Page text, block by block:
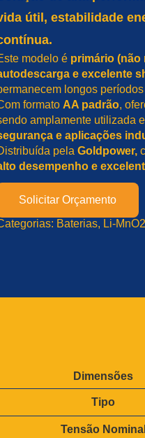
útil, estabilidade
modelo é primário (não
e excelente
longos
formato AA padrão,
amplamente utilizada
e aplicações
pela Goldpower,
desempenho e
Solicitar Orçamento
Baterias, Li-MnO2
tr
b
l
Dimensões
Tipo
Tensão Nominal